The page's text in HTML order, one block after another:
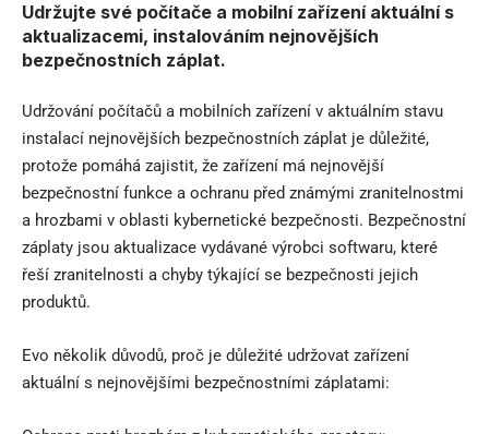
Udržujte své počítače a mobilní zařízení aktuální s
aktualizacemi, instalováním nejnovějších
bezpečnostních záplat.
Udržování počítačů a mobilních zařízení v aktuálním stavu
instalací nejnovějších bezpečnostních záplat je důležité,
protože pomáhá zajistit, že zařízení má nejnovější
bezpečnostní funkce a ochranu před známými zranitelnostmi
a hrozbami v oblasti kybernetické bezpečnosti. Bezpečnostní
záplaty jsou aktualizace vydávané výrobci softwaru, které
řeší zranitelnosti a chyby týkající se bezpečnosti jejich
produktů.
Evo několik důvodů, proč je důležité udržovat zařízení
aktuální s nejnovějšími bezpečnostními záplatami: